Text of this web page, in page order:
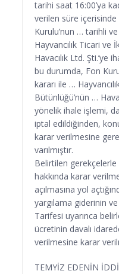
tarihi saat 16:00’ya
verilen süre içerisinde
Kurulu’nun … tarihli
Hayvancılık Ticari
Havacılık Ltd. Şti.’ye
bu durumda, Fon
kararı ile …
Bütünlüğü’nün …
yönelik ihale işlemi,
iptal edildiğinden,
karar verilmesine
varılmıştır.
Belirtilen
hakkında karar
açılmasına yol
yargılama giderinin
Tarifesi uyarınca
ücretinin davalı
verilmesine karar
TEMYİZ EDENİN